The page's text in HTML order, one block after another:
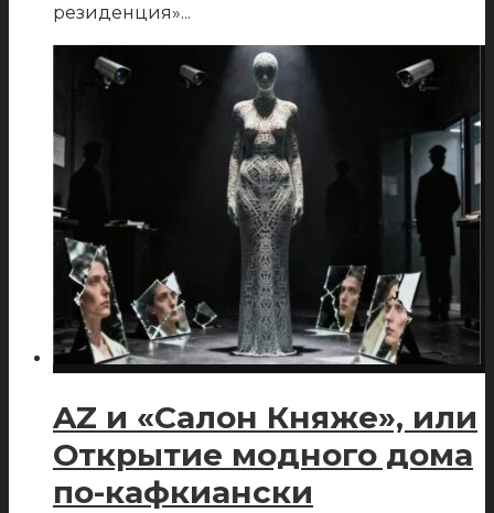
резиденция»...
AZ и «Салон Княже», или
Открытие модного дома
по-кафкиански